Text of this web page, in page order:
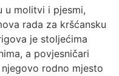
u molitvi i pjesmi,
rada za kršćansku
je stoljećima
a povjesničari
rodno mjesto